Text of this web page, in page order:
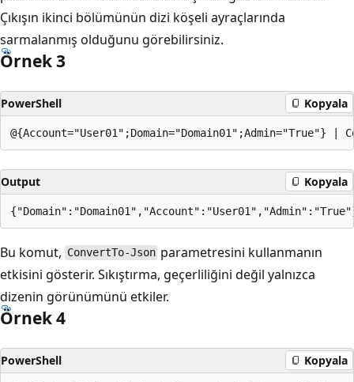
Çıkışın ikinci bölümünün dizi köşeli ayraçlarında
sarmalanmış olduğunu görebilirsiniz.
Örnek 3
PowerShell Kopyala
Output Kopyala
Bu komut, ConvertTo-Json parametresini kullanmanın
etkisini gösterir. Sıkıştırma, geçerliliğini değil yalnızca
dizenin görünümünü etkiler.
Örnek 4
PowerShell Kopyala